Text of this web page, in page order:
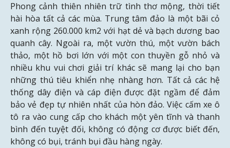
Phong cảnh thiên nhiên trữ tình thơ mộng, thời tiết
hài hòa tất cả các mùa. Trung tâm đảo là một bãi cỏ
xanh rộng 260.000 km2 với hạt dẻ và bạch dương bao
quanh cây. Ngoài ra, một vườn thú, một vườn bách
thảo, một hồ bơi lớn với một con thuyền gỗ nhỏ và
nhiều khu vui chơi giải trí khác sẽ mang lại cho bạn
những thú tiêu khiển nhẹ nhàng hơn. Tất cả các hệ
thống dây điện và cáp điện được đặt ngầm để đảm
bảo vẻ đẹp tự nhiên nhất của hòn đảo. Việc cấm xe ô
tô ra vào cung cấp cho khách một yên tĩnh và thanh
bình đến tuyệt đối, không có động cơ được biết đến,
không có bụi, tránh bụi đầu hàng ngày.